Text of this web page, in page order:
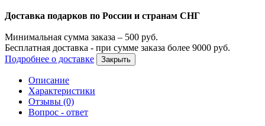
Доставка подарков по России и странам СНГ
Минимальная сумма заказа – 500 руб.
Бесплатная доставка - при сумме заказа более 9000 руб.
Подробнее о доставке
Закрыть
Описание
Характеристики
Отзывы (0)
Вопрос - ответ